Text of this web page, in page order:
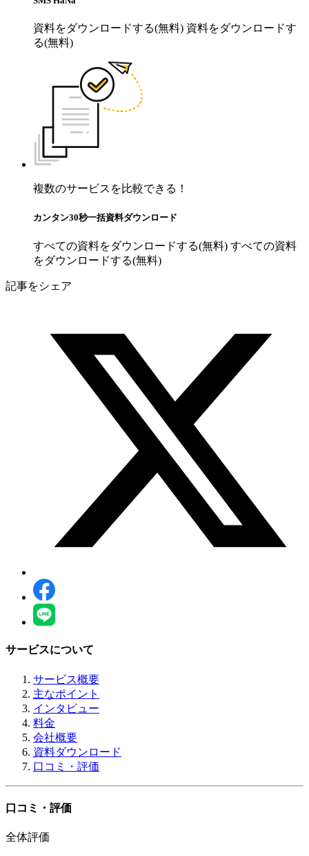
資料をダウンロードする(無料) 資料をダウンロードす
る(無料)
複数のサービスを比較できる！
カンタン30秒一括資料ダウンロード
すべての資料をダウンロードする(無料) すべての資料
をダウンロードする(無料)
記事をシェア
サービスについて
サービス概要
主なポイント
インタビュー
料金
会社概要
資料ダウンロード
口コミ・評価
口コミ・評価
全体評価